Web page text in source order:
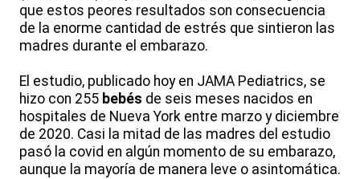
que estos peores resultados son consecuencia
de la enorme cantidad de estrés que sintieron las
madres durante el embarazo.
El estudio, publicado hoy en JAMA Pediatrics, se
hizo con 255 bebés de seis meses nacidos en
hospitales de Nueva York entre marzo y diciembre
de 2020. Casi la mitad de las madres del estudio
pasó la covid en algún momento de su embarazo,
aunque la mayoría de manera leve o asintomática.